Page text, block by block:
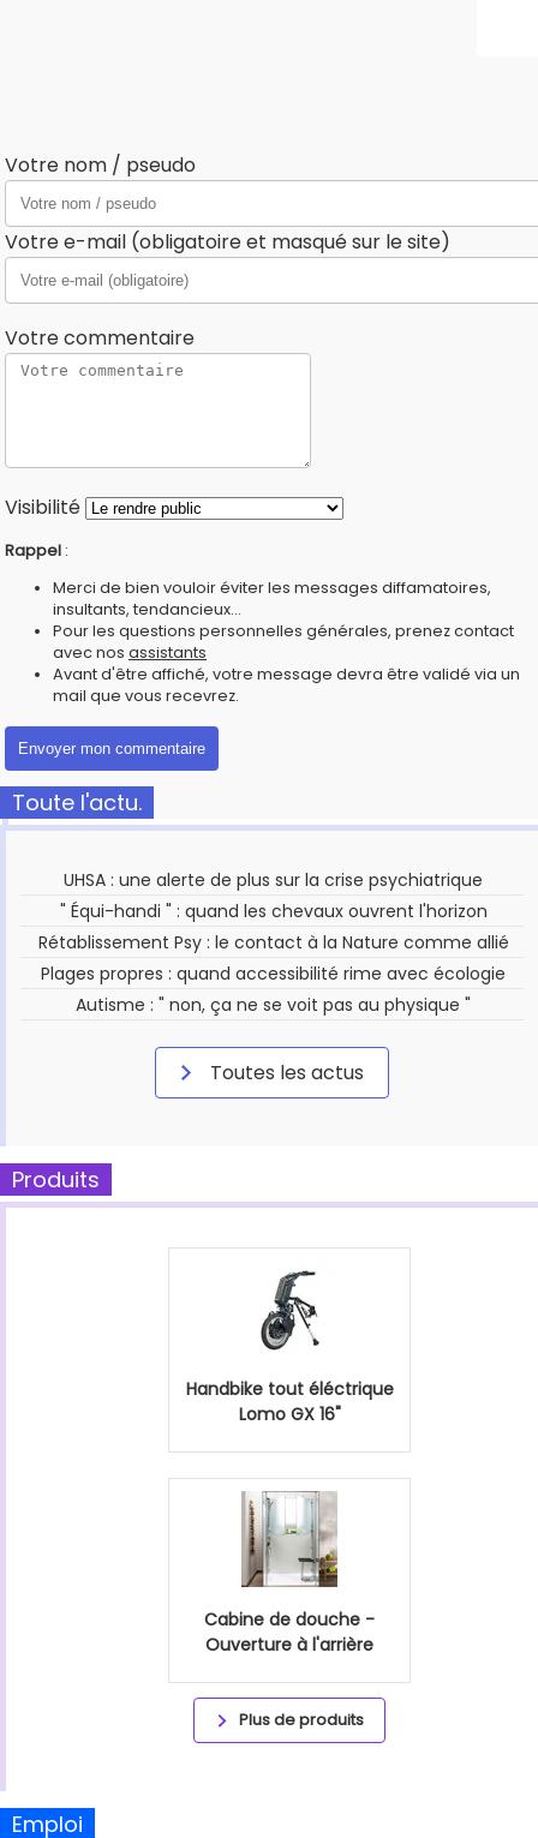
Votre nom / pseudo
Votre e-mail (obligatoire et masqué sur le site)
Votre commentaire
Visibilité
Rappel :
Merci de bien vouloir éviter les messages diffamatoires,
insultants, tendancieux...
Pour les questions personnelles générales, prenez contact
avec nos assistants
Avant d'être affiché, votre message devra être validé via un
mail que vous recevrez.
Toute l'actu.
UHSA : une alerte de plus sur la crise psychiatrique
" Équi-handi " : quand les chevaux ouvrent l'horizon
Rétablissement Psy : le contact à la Nature comme allié
Plages propres : quand accessibilité rime avec écologie
Autisme : " non, ça ne se voit pas au physique "
Toutes les actus
Produits
Handbike tout éléctrique
Lomo GX 16"
Cabine de douche -
Ouverture à l'arrière
Plus de produits
Emploi